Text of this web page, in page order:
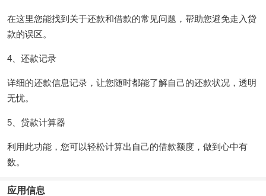
在这里您能找到关于还款和借款的常见问题，帮助您避免走入贷
款的误区。
4、还款记录
详细的还款信息记录，让您随时都能了解自己的还款状况，透明
无忧。
5、贷款计算器
利用此功能，您可以轻松计算出自己的借款额度，做到心中有
数。
应用信息